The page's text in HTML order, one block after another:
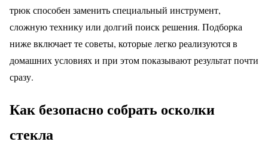
трюк способен заменить специальный инструмент,
сложную технику или долгий поиск решения. Подборка
ниже включает те советы, которые легко реализуются в
домашних условиях и при этом показывают результат почти
сразу.
Как безопасно собрать осколки
стекла